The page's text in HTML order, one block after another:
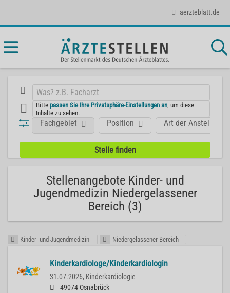
aerzteblatt.de
Bittepassen Sie Ihre Privatsphäre-Einstellungen an , um diese
Inhalte zu sehen.
Position
Fachgebiet Art der Anstellung
Stellenangebote Kinder- und
Jugendmedizin Niedergelassener
Bereich (3)
Kinder- und Jugendmedizin Niedergelassener Bereich
Kinderkardiologe/Kinderkardiologin
31.07.2026, Kinderkardiologie
49074 Osnabrück